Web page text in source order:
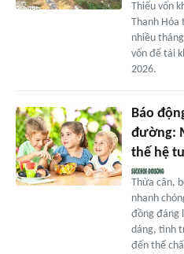
Thiếu vốn
Thanh Hóa
nhiều
vốn để tái
2026.
Báo
đường:
thế hệ
Thừa cân,
nhanh
đồng đáng
dáng, tình
đến thể